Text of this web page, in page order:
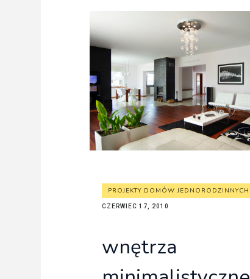
PROJEKTY DOMÓW JEDNORODZINNYCH
CZERWIEC 17, 2010
wnętrza